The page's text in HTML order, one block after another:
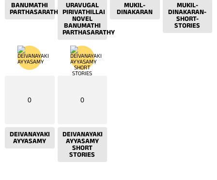
BANUMATHI
PARTHASARATHY
URAVUGAL
PIRIVATHILLAI
NOVEL
BANUMATHI
PARTHASARATHY
MUKIL-
DINAKARAN
MUKIL-
DINAKARAN-
SHORT-
STORIES
0
DEIVANAYAKI
AYYASAMY
0
DEIVANAYAKI
AYYASAMY
SHORT
STORIES